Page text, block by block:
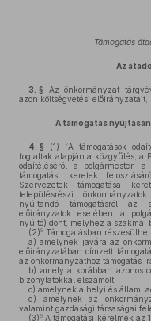
Támogatás
Az
3. § Az önkormányzat
azon költségvetési
A támogatás
4. § (1) 7A támogatások
foglaltak alapján a közgyűlés, a
odaítéléséről a polgármester,
támogatási keretek
Szervezetek támogatása
településrészi
nyújtandó támogatásról az
előirányzatok esetében a
nyújtó) dönt, melyhez a szakmai
(2)8 Támogatásban részesülhet
a) amelynek javára az
előirányzatában címzett
az önkormányzathoz támogatás
b) amely a korábban azonos
bizonylatokkal elszámolt,
c) amelynek a helyi és állami
d) amelynek az
valamint gazdasági társaságai
(3)9 A támogatási kérelmek az